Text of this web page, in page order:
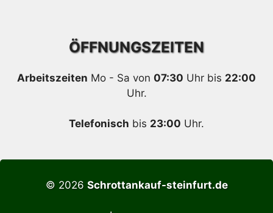
ÖFFNUNGSZEITEN
Arbeitszeiten Mo - Sa von 07:30 Uhr bis 22:00
Uhr.
Telefonisch bis 23:00 Uhr.
© 2026 Schrottankauf-steinfurt.de